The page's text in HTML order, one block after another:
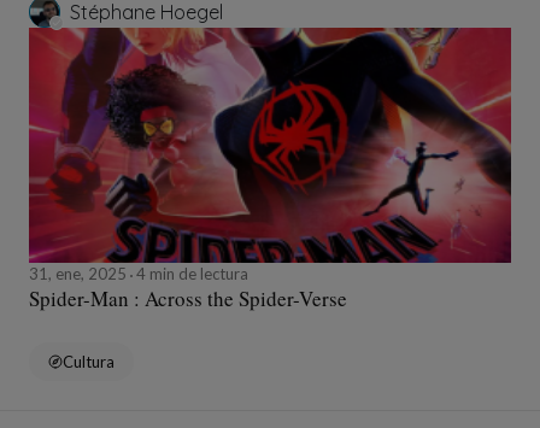
Stéphane Hoegel
31, ene, 2025 4 min de lectura
Spider-Man : Across the Spider-Verse
Cultura